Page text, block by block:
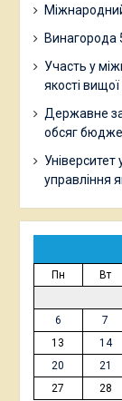
Винагорода
Участь у
якості вищої
Державне
обсяг
Університет
управління
Пн Вт
6
7
13
14
20
21
27
28